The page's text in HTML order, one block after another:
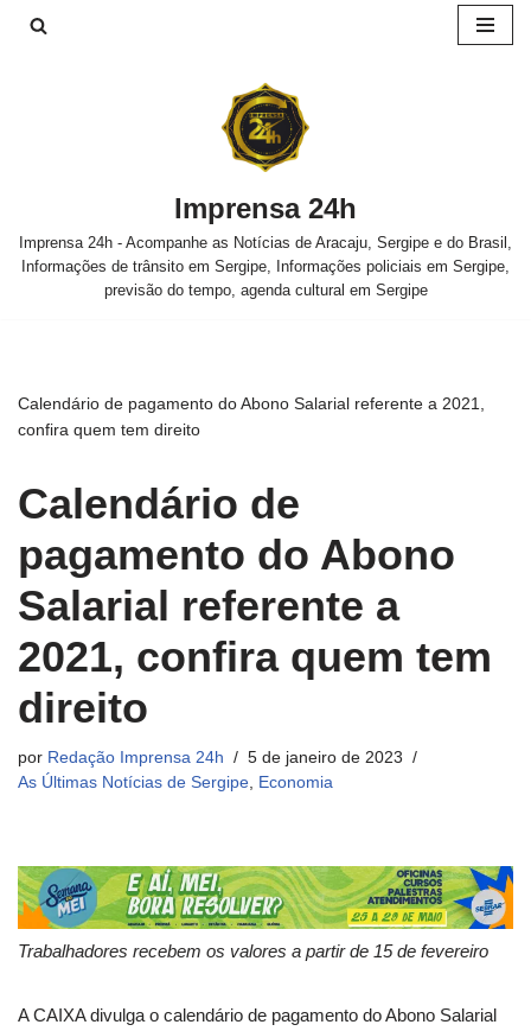
Imprensa 24h
Imprensa 24h - Acompanhe as Notícias de Aracaju, Sergipe e do Brasil,
Informações de trânsito em Sergipe, Informações policiais em Sergipe,
previsão do tempo, agenda cultural em Sergipe
Calendário de pagamento do Abono Salarial referente a 2021,
confira quem tem direito
Calendário de
pagamento do Abono
Salarial referente a
2021, confira quem tem
direito
por Redação Imprensa 24h
5 de janeiro de 2023
As Últimas Notícias de Sergipe, Economia
Trabalhadores recebem os valores a partir de 15 de fevereiro
A CAIXA divulga o calendário de pagamento do Abono Salarial